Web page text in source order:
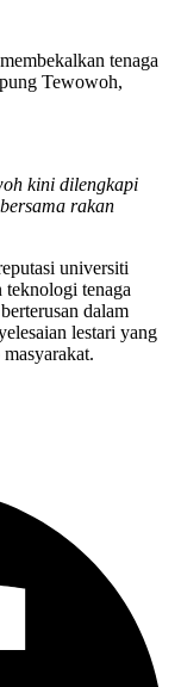
tenaga
Tewowoh,
kini dilengkapi
rakan
universiti
teknologi tenaga
dalam
lestari yang